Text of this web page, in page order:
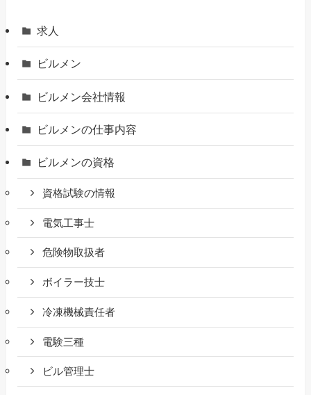
求人
ビルメン
ビルメン会社情報
ビルメンの仕事内容
ビルメンの資格
資格試験の情報
電気工事士
危険物取扱者
ボイラー技士
冷凍機械責任者
電験三種
ビル管理士